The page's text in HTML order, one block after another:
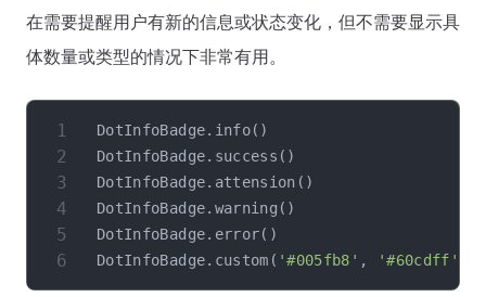
在需要提醒用户有新的信息或状态变化，但不需要显示具
体数量或类型的情况下非常有用。
DotInfoBadge. info( )
DotInfoBadge. success ( )
DotInfoBadge. attension ( )
DotInfoBadge. warning ( )
DotInfoBadge. error( )
DotInfoBadge. custom ( '#005fb8' , '#60cdff'